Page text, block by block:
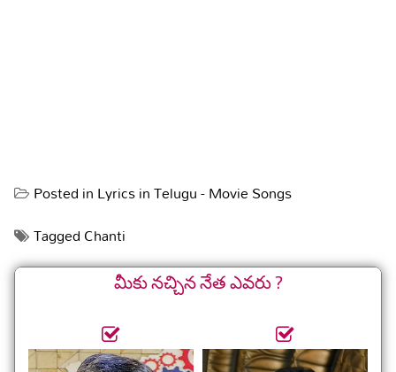
Posted inLyrics in Telugu - Movie Songs
TaggedChanti
మీకు నచ్చిన నేత ఎవరు ?